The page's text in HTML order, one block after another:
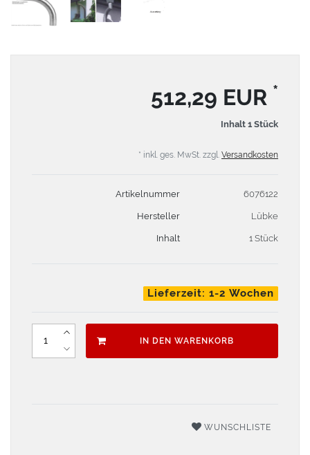
512,29 EUR *
Inhalt 1 Stück
* inkl. ges. MwSt. zzgl. Versandkosten
Artikelnummer 6076122
Hersteller Lübke
Inhalt 1 Stück
Lieferzeit: 1-2 Wochen
IN DEN WARENKORB
WUNSCHLISTE